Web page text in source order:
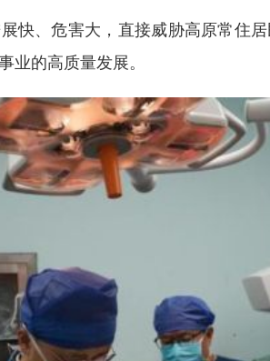
、危害大，直接威胁高原常住居
业的高质量发展。